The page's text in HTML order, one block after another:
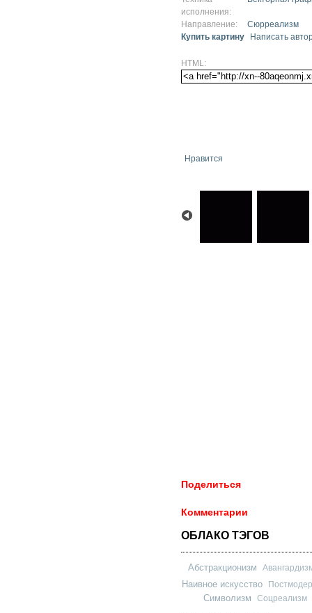
исполнения:
Направление:
Сюрреализм
Купить картину
Написать
HTML:
Нравится
Поделиться
Комментарии
ОБЛАКО ТЭГОВ
Абстракционизм
Наивное искусство
Символизм Соцреализм